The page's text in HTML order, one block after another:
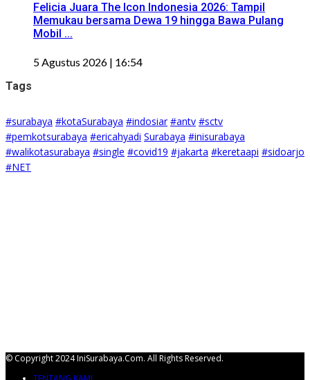
Felicia Juara The Icon Indonesia 2026: Tampil
Memukau bersama Dewa 19 hingga Bawa Pulang
Mobil ...
5 Agustus 2026 | 16:54
Tags
#surabaya #kotaSurabaya #indosiar #antv #sctv
#pemkotsurabaya #ericahyadi Surabaya #inisurabaya
#walikotasurabaya #single #covid19 #jakarta #keretaapi #sidoarjo
#NET
© Copyright 2024 IniSurabaya.com. All Rights Reserved.